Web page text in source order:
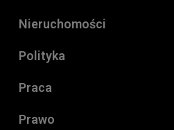
Nieruchomości
Polityka
Praca
Prawo